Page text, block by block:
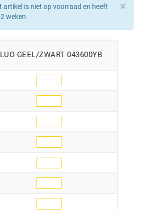
×
artikel is niet op voorraad en heeft
weken
GEEL/ZWART 043600YB